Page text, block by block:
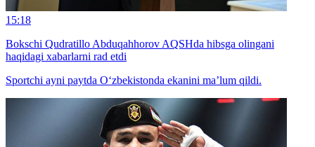
15:18
Bokschi Qudratillo Abduqahhorov AQSHda hibsga olingani
haqidagi xabarlarni rad etdi
Sportchi ayni paytda O‘zbekistonda ekanini ma’lum qildi.